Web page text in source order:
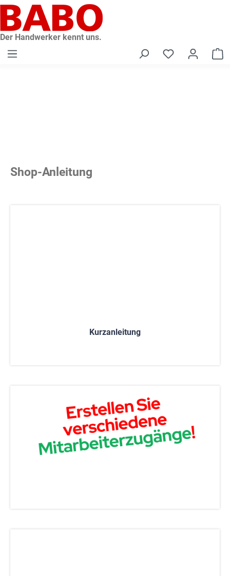
springen
Der Handwerker kennt uns.
Shop-Anleitung
Kurzanleitung